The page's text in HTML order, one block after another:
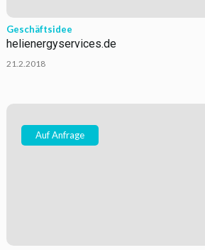
Geschäftsidee
helienergyservices.de
21.2.2018
Auf Anfrage